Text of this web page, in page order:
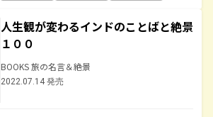
人生観が変わるインドのことばと絶景
１００
BOOKS 旅の名言＆絶景
2022.07.14 発売